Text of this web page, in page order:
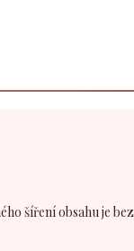
šíření obsahu je bez